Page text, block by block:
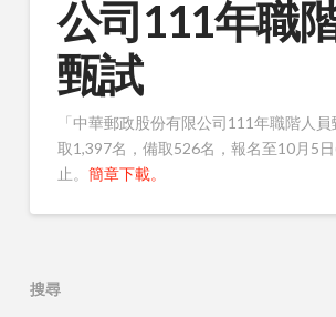
公司111年職
甄試
「中華郵政股份有限公司111年職階人
取1,397名，備取526名，報名至10月5
止。 簡章下載。
搜尋